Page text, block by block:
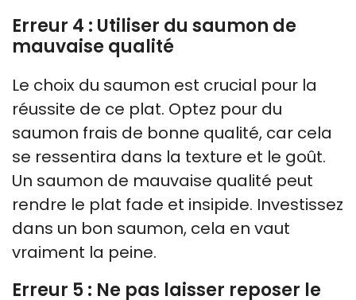
Erreur 4 : Utiliser du saumon de
mauvaise qualité
Le choix du saumon est crucial pour la
réussite de ce plat. Optez pour du
saumon frais de bonne qualité, car cela
se ressentira dans la texture et le goût.
Un saumon de mauvaise qualité peut
rendre le plat fade et insipide. Investissez
dans un bon saumon, cela en vaut
vraiment la peine.
Erreur 5 : Ne pas laisser reposer le